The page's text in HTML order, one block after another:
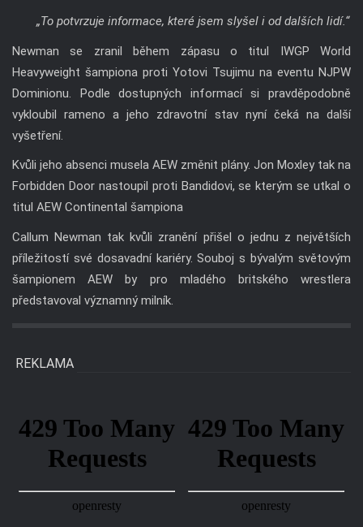
„To potvrzuje informace, které jsem slyšel i od dalších lidí.“
Newman se zranil během zápasu o titul IWGP World
Heavyweight šampiona proti Yotovi Tsujimu na eventu NJPW
Dominionu. Podle dostupných informací si pravděpodobně
vykloubil rameno a jeho zdravotní stav nyní čeká na další
vyšetření.
Kvůli jeho absenci musela AEW změnit plány. Jon Moxley tak na
Forbidden Door nastoupil proti Bandidovi, se kterým se utkal o
titul AEW Continental šampiona
Callum Newman tak kvůli zranění přišel o jednu z největších
příležitostí své dosavadní kariéry. Souboj s bývalým světovým
šampionem AEW by pro mladého britského wrestlera
představoval významný milník.
REKLAMA